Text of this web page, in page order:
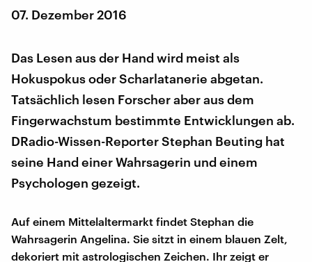
07. Dezember 2016
Das Lesen aus der Hand wird meist als
Hokuspokus oder Scharlatanerie abgetan.
Tatsächlich lesen Forscher aber aus dem
Fingerwachstum bestimmte Entwicklungen ab.
DRadio-Wissen-Reporter Stephan Beuting hat
seine Hand einer Wahrsagerin und einem
Psychologen gezeigt.
Auf einem Mittelaltermarkt findet Stephan die
Wahrsagerin Angelina. Sie sitzt in einem blauen Zelt,
dekoriert mit astrologischen Zeichen. Ihr zeigt er